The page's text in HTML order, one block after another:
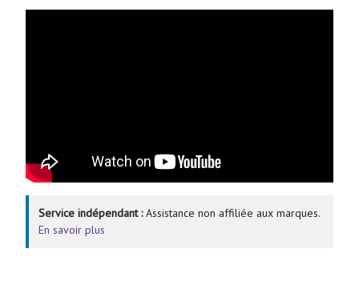
Service indépendant :Assistance non affiliée aux marques.
En savoir plus